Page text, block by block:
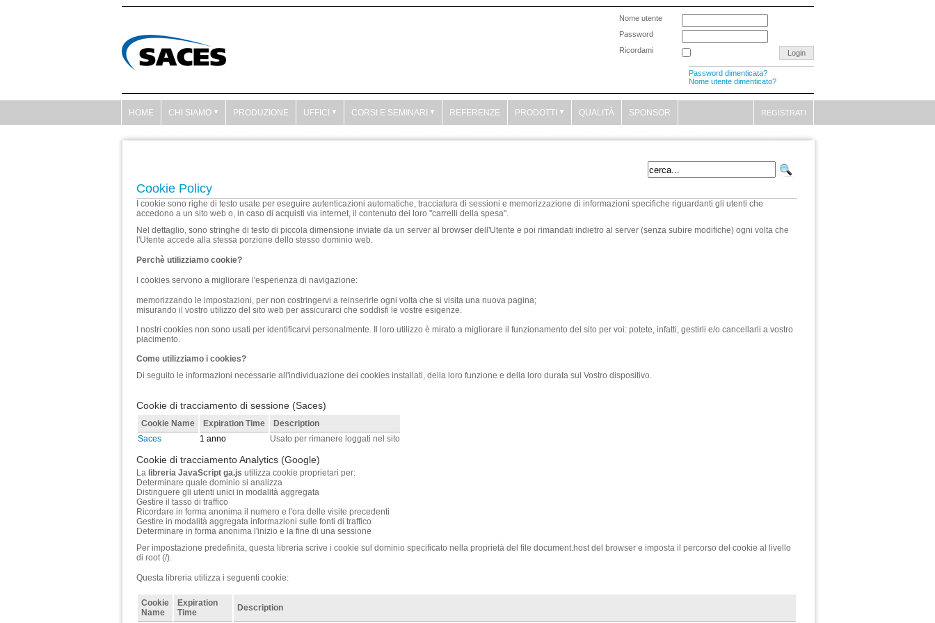
HOME CHI SIAMO PRODUZIONE UFFICI CORSI E SEMINARI REFERENZE PRODOTTI QUALITÀ SPONSOR
Nome utente
Password
Ricordami
Password dimenticata?
Nome utente dimenticato?
REGISTRATI
Cookie Policy
I cookie sono righe di testo usate per eseguire autenticazioni automatiche, tracciatura di sessioni e memorizzazione di informazioni specifiche riguardanti gli utenti che
accedono a un sito web o, in caso di acquisti via internet, il contenuto dei loro "carrelli della spesa".
Nel dettaglio, sono stringhe di testo di piccola dimensione inviate da un server al browser dell'Utente e poi rimandati indietro al server (senza subire modifiche) ogni volta che
l'Utente accede alla stessa porzione dello stesso dominio web.
Perchè utilizziamo cookie?
I cookies servono a migliorare l'esperienza di navigazione:
memorizzando le impostazioni, per non costringervi a reinserirle ogni volta che si visita una nuova pagina;
misurando il vostro utilizzo del sito web per assicurarci che soddisfi le vostre esigenze.
I nostri cookies non sono usati per identificarvi personalmente. Il loro utilizzo è mirato a migliorare il funzionamento del sito per voi: potete, infatti, gestirli e/o cancellarli a vostro
piacimento.
Come utilizziamo i cookies?
Di seguito le informazioni necessarie all'individuazione dei cookies installati, della loro funzione e della loro durata sul Vostro dispositivo.
Cookie di tracciamento di sessione (Saces)
Cookie Name Expiration Time
Description
Saces
1 anno Usato per rimanere loggati nel sito
Cookie di tracciamento Analytics (Google)
La libreria JavaScript ga.js utilizza cookie proprietari per:
Determinare quale dominio si analizza
Distinguere gli utenti unici in modalità aggregata
Gestire il tasso di traffico
Ricordare in forma anonima il numero e l'ora delle visite precedenti
Gestire in modalità aggregata informazioni sulle fonti di traffico
Determinare in forma anonima l'inizio e la fine di una sessione
Per impostazione predefinita, questa libreria scrive i cookie sul dominio specificato nella proprietà del file document.host del browser e imposta il percorso del cookie al livello
di root (/).
Questa libreria utilizza i seguenti cookie:
Cookie
Name
Expiration
Time
Description